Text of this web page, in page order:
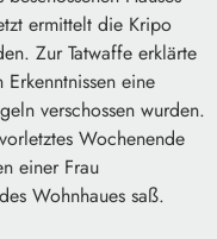
ermittelt die Kripo
Zur Tatwaffe erklärte
eine
verschossen wurden.
Wochenende
einer Frau
Wohnhaues saß.